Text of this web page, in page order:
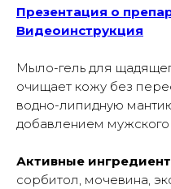
Презентация о
Видеоинструкция
Мыло-гель для
очищает кожу без
водно-липидную
добавлением
Активные
сорбитол, мочевина,